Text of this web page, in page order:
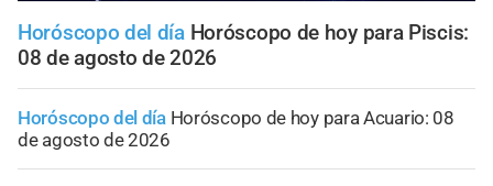
Horóscopo del día Horóscopo de hoy para Piscis:
08 de agosto de 2026
Horóscopo del día Horóscopo de hoy para Acuario: 08
de agosto de 2026